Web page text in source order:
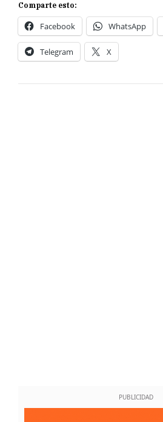
Comparte esto:
Facebook WhatsApp
Telegram X